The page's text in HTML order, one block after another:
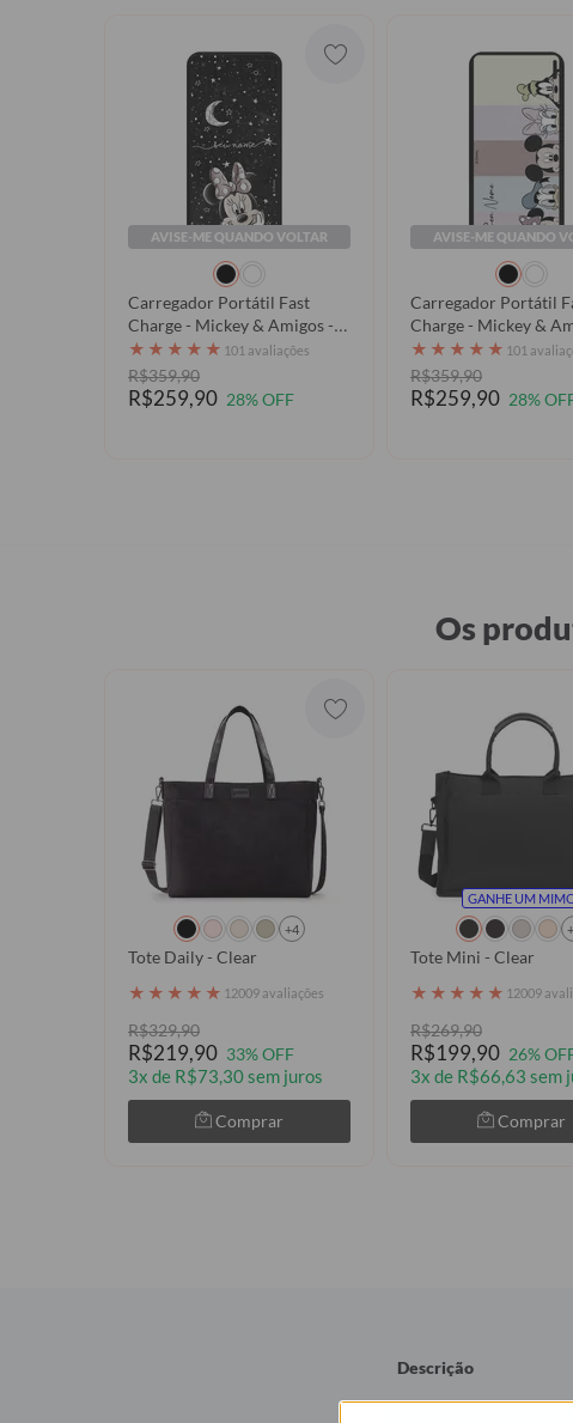
AVISE-ME QUANDO VOLTAR
Carregador Portátil Fast
Charge - Mickey & Amigos -
Universe
★ ★ ★ ★ ★ 101 avaliações
R$359,90
R$259,90 28% OFF
AVISE-ME QUANDO
Carregador Portátil
Charge - Mickey & Amigos -
Paleta
★ ★ ★ ★ ★ 101
R$359,90
R$259,90 28%
Os
+4
Tote Daily - Clear
★ ★ ★ ★ ★ 12009 avaliações
R$329,90
R$219,90 33% OFF
3x de R$73,30 sem juros
Comprar
GANHE UM
Tote Mini - Clear
★ ★ ★ ★ ★ 12009
R$269,90
R$199,90 26%
3x de R$66,63 sem
Comprar
Descrição